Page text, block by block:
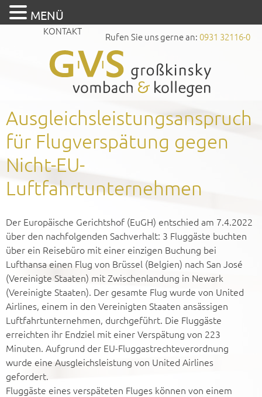
Rufen Sie uns gerne an: 0931 32116-0
KONTAKT
Ausgleichsleistungsanspruch
für Flugverspätung gegen
Nicht-EU-
Luftfahrtunternehmen
Der Europäische Gerichtshof (EuGH) entschied am 7.4.2022
über den nachfolgenden Sachverhalt: 3 Fluggäste buchten
über ein Reisebüro mit einer einzigen Buchung bei
Lufthansa einen Flug von Brüssel (Belgien) nach San José
(Vereinigte Staaten) mit Zwischenlandung in Newark
(Vereinigte Staaten). Der gesamte Flug wurde von United
Airlines, einem in den Vereinigten Staaten ansässigen
Luftfahrtunternehmen, durchgeführt. Die Fluggäste
erreichten ihr Endziel mit einer Verspätung von 223
Minuten. Aufgrund der EU-Fluggastrechteverordnung
wurde eine Ausgleichsleistung von United Airlines
gefordert.
Fluggäste eines verspäteten Fluges können von einem
MENÜ